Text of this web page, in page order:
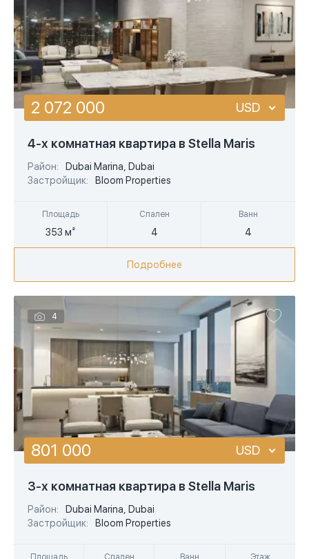
4-х комнатная квартира в Stella Maris
Район:
Dubai Marina, Dubai
Застройщик:
Bloom Properties
Площадь
353 м²
Спален
4
Ванн
4
2 072 000 USD
USD
Подробнее
4
3-х комнатная квартира в Stella Maris
Район:
Dubai Marina, Dubai
Застройщик:
Bloom Properties
Площадь Спален Ванн Этаж
801 000 USD
USD